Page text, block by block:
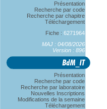
Présentation
Recherche par code
Recherche par chapitre
Téléchargement
Fiche : 6271964
MAJ : 04/08/2026
Version : 896
Présentation
Recherche par code
Recherche par laboratoire
Nouvelles Inscriptions
Modifications de la semaine
Téléchargement